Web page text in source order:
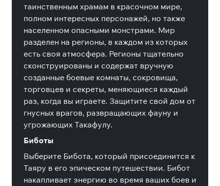
таинственным храмам в красочном мире,
полном интересных персонажей, но также
населенном опасными монстрами. Мир
разделен на регионы, в каждом из которых
есть своя атмосфера. Регионы тщательно
сконструированы и содержат вручную
созданные боевые комнаты, сокровища,
торговцев и секреты, меняющиеся каждый
раз, когда вы играете. Защитите свой дом от
гнусных врагов, развращающих фауну и
угрожающих Такафулу.
Биботы
Выберите Бибота, который присоединится к
Таяру в его эпическом путешествии. Бибот
накапливает энергию во время ваших боев и